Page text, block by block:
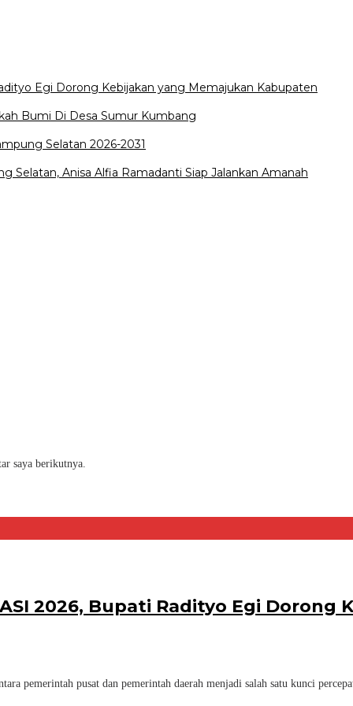
Egi Dorong Kebijakan yang Memajukan Kabupaten
Bumi Di Desa Sumur Kumbang
Selatan 2026-2031
Selatan, Anisa Alfia Ramadanti Siap Jalankan Amanah
saya berikutnya.
2026, Bupati Radityo Egi Dorong
pemerintah pusat dan pemerintah daerah menjadi salah satu kunci